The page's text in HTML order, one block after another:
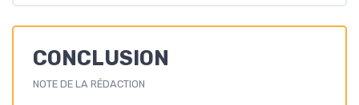
CONCLUSION
NOTE DE LA RÉDACTION